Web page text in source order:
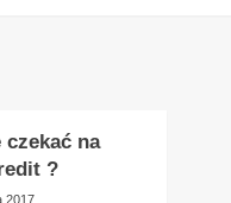
czekać na
?
2017